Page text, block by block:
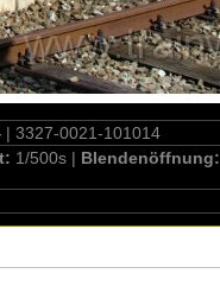
| 3327-0021-101014
1/500s | Blendenöffnung: